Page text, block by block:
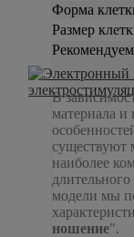
Форма
Размер
В
материала и
существуют
наиболее
модели мы
ношение".